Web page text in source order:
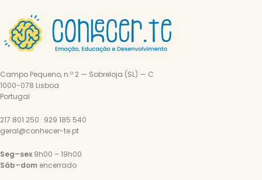
Campo Pequeno, n.º 2 — Sobreloja (SL) — C
1000-078 Lisboa
Portugal
217 801 250 · 929 185 540
geral@conhecer-te.pt
Seg–sex 9h00 – 19h00
Sáb–dom encerrado